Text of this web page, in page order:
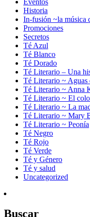
Historia
In-fusión ~la música
Promociones
Secretos
Té Azul
Té Blanco
Té Dorado
Té Literario – Una
Té Literario ~ Aguas
Té Literario ~ Anna
Té Literario ~ El
Té Literario ~ La
Té Literario ~ Mary
Té Literario ~ Peonía
Té Negro
Té Rojo
Té Verde
Té y Género
Té y salud
Uncategorized
Buscar